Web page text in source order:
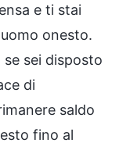
e ti stai
onesto.
sei disposto
di
saldo
fino al